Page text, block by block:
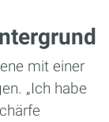
mit einer
„Ich habe